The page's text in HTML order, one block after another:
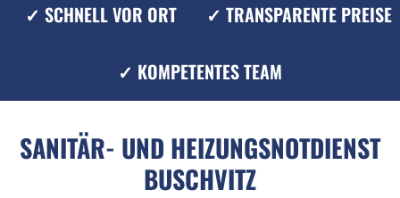
✓ SCHNELL VOR ORT ✓ TRANSPARENTE PREISE
✓ KOMPETENTES TEAM
SANITÄR- UND HEIZUNGSNOTDIENST
BUSCHVITZ